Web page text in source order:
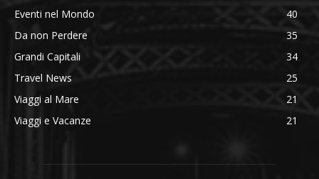
Eventi nel Mondo
40
Da non Perdere
35
Grandi Capitali
34
Travel News
25
Viaggi al Mare
21
Viaggi e Vacanze
21